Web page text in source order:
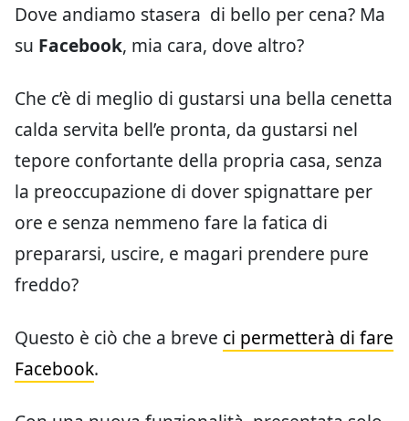
Dove andiamo stasera di bello per cena? Ma
su Facebook, mia cara, dove altro?
Che c’è di meglio di gustarsi una bella cenetta
calda servita bell’e pronta, da gustarsi nel
tepore confortante della propria casa, senza
la preoccupazione di dover spignattare per
ore e senza nemmeno fare la fatica di
prepararsi, uscire, e magari prendere pure
freddo?
Questo è ciò che a breve ci permetterà di fare
Facebook.